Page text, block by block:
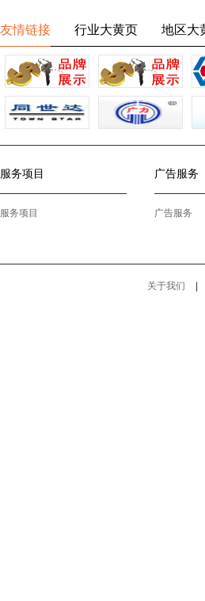
友情链接 行业大黄页 地区大
服务项目
服务项目
广告服务
广告服务
关于我们 |